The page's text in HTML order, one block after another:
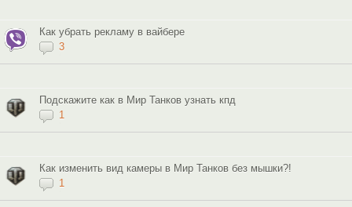
Как убрать рекламу в вайбере
3
Подскажите как в Мир Танков узнать кпд
1
Как изменить вид камеры в Мир Танков без мышки?!
1